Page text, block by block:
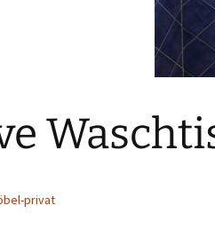
privat